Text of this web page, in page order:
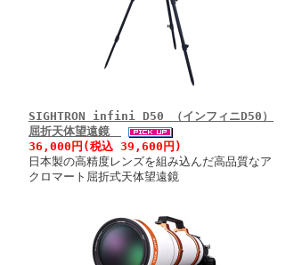
SIGHTRON infini D50 （インフィニD50）
屈折天体望遠鏡
36,000円(税込 39,600円)
日本製の高精度レンズを組み込んだ高品質なア
クロマート屈折式天体望遠鏡